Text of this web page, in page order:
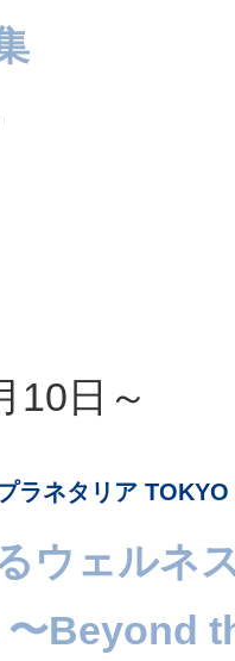
10日～
ラネタリア TOKYO
ウェルネ
〜Beyond